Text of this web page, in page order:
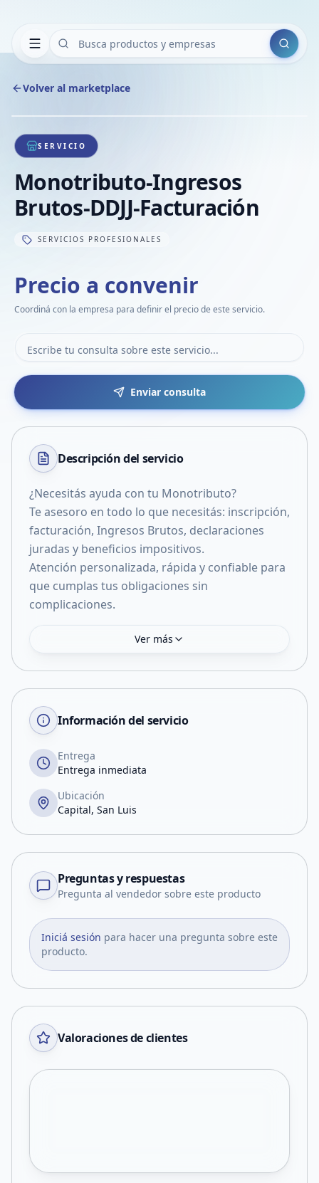
Buscar
Volver al marketplace
1/1
SERVICIO
Monotributo-Ingresos
Brutos-DDJJ-Facturación
SERVICIOS PROFESIONALES
Precio a convenir
Coordiná con la empresa para definir el precio de este servicio.
Enviar consulta
Descripción del servicio
¿Necesitás ayuda con tu Monotributo?
Te asesoro en todo lo que necesitás: inscripción,
facturación, Ingresos Brutos, declaraciones
juradas y beneficios impositivos.
Atención personalizada, rápida y confiable para
que cumplas tus obligaciones sin
complicaciones.
Ver más
Información del servicio
Entrega
Entrega inmediata
Ubicación
Capital, San Luis
Preguntas y respuestas
Pregunta al vendedor sobre este producto
Iniciá sesión para hacer una pregunta sobre este
producto.
Valoraciones de clientes